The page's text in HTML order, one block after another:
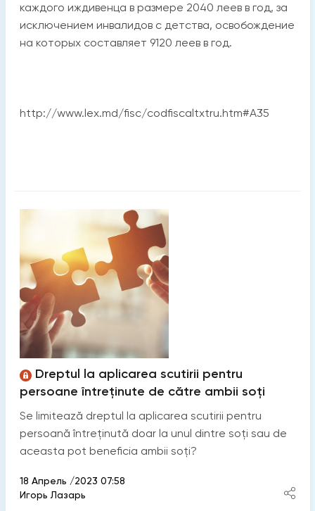
каждого иждивенца в размере 2040 леев в год, за
исключением инвалидов с детства, освобождение
на которых составляет 9120 леев в год.
http://www.lex.md/fisc/codfiscaltxtru.htm#A35
Dreptul la aplicarea scutirii pentru
persoane întreținute de către ambii soți
Se limitează dreptul la aplicarea scutirii pentru
persoană întreținută doar la unul dintre soți sau de
aceasta pot beneficia ambii soți?
18 Апрель /2023 07:58
Игорь Лазарь